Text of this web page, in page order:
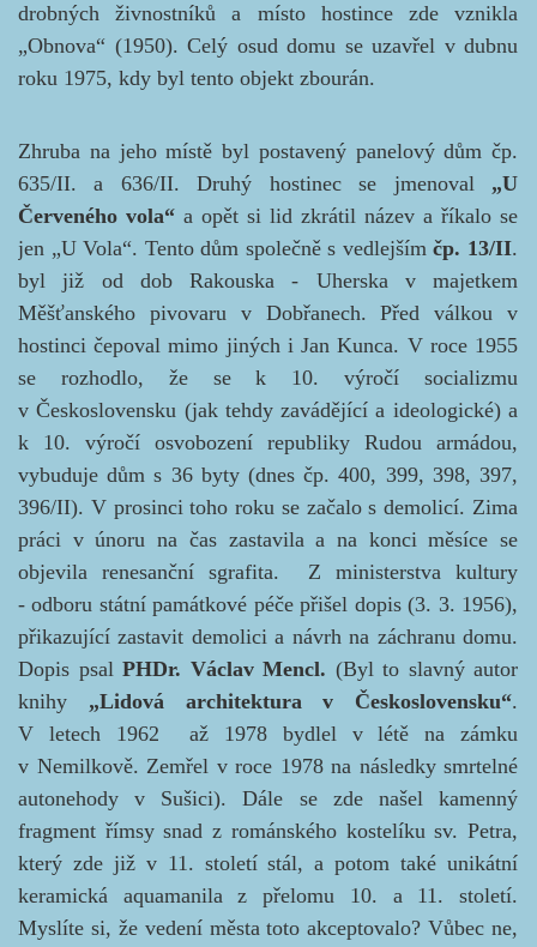
drobných živnostníků a místo hostince zde vznikla
„Obnova“ (1950). Celý osud domu se uzavřel v dubnu
roku 1975, kdy byl tento objekt zbourán.
Zhruba na jeho místě byl postavený panelový dům čp.
635/II. a 636/II. Druhý hostinec se jmenoval „U
Červeného vola“ a opět si lid zkrátil název a říkalo se
jen „U Vola“. Tento dům společně s vedlejšímčp. 13/II.
byl již od dob Rakouska - Uherska v majetkem
Měšťanského pivovaru v Dobřanech. Před válkou v
hostinci čepoval mimo jiných i Jan Kunca. V roce 1955
se rozhodlo, že se k 10. výročí socializmu
v Československu (jak tehdy zavádějící a ideologické) a
k 10. výročí osvobození republiky Rudou armádou,
vybuduje dům s 36 byty (dnes čp. 400, 399, 398, 397,
396/II). V prosinci toho roku se začalo s demolicí. Zima
práci v únoru na čas zastavila a na konci měsíce se
objevila renesanční sgrafita.
Z ministerstva kultury
- odboru státní památkové péče přišel dopis (3. 3. 1956),
přikazující zastavit demolici a návrh na záchranu domu.
Dopis psal PHDr. Václav Mencl. (Byl to slavný autor
knihy „Lidová architektura v Československu“.
V letech 1962 až 1978 bydlel v létě na zámku
v Nemilkově. Zemřel v roce 1978 na následky smrtelné
autonehody v Sušici). Dále se zde našel kamenný
fragment římsy snad z románského kostelíku sv. Petra,
který zde již v 11. století stál, a potom také unikátní
keramická aquamanila z přelomu 10. a 11. století.
Myslíte si, že vedení města toto akceptovalo? Vůbec ne,